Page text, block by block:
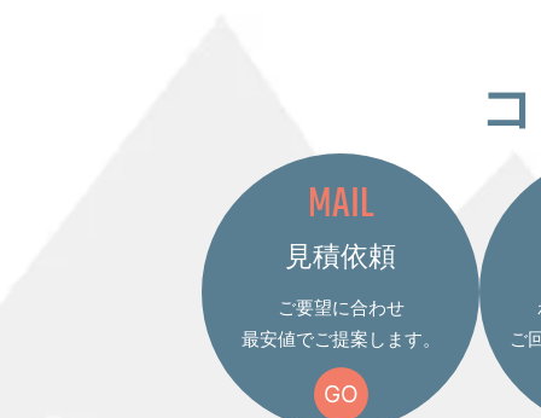
MAIL
見積依頼
ご要望に合わせ
最安値でご提案します。
GO
ご